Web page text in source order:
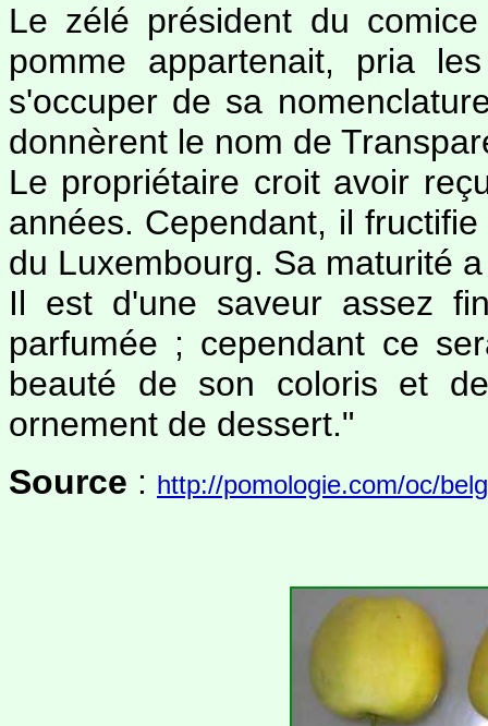
Le zélé président du
pomme appartenait, pria
s'occuper de sa
donnèrent le nom de
Le propriétaire croit avoir
années. Cependant, il
du Luxembourg. Sa maturité
Il est d'une saveur assez
parfumée ; cependant ce
beauté de son coloris et
ornement de dessert."
Source : http://pomologie.com/oc/